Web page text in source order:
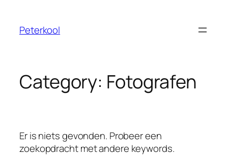
content
Peterkool
Category: Fotografen
Er is niets gevonden. Probeer een
zoekopdracht met andere keywords.